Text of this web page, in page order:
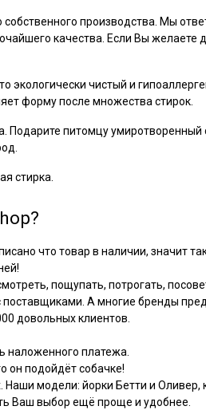
производства. Мы
качества. Если Вы
экологически чистый и
форму после множества стирок.
питомцу
стирка.
что товар в наличии, значит
пощупать, потрогать,
А многие бренды
довольных клиентов.
наложенного платежа.
он подойдёт собачке!
Наши модели: йорки Бетти и
Ваш выбор ещё проще и удобнее.